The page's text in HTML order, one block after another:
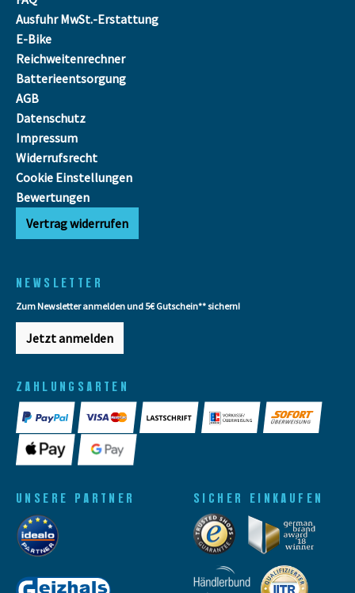
Ausfuhr MwSt.-Erstattung
E-Bike
Reichweitenrechner
Batterieentsorgung
AGB
Datenschutz
Impressum
Widerrufsrecht
Cookie Einstellungen
Bewertungen
Vertrag widerrufen
NEWSLETTER
Zum Newsletter anmelden und 5€ Gutschein** sichern!
Jetzt anmelden
ZAHLUNGSARTEN
UNSERE PARTNER SICHER EINKAUFEN